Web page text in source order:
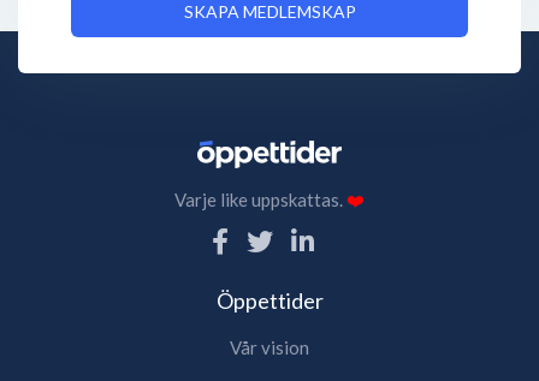
SKAPA MEDLEMSKAP
Varje like uppskattas.❤️
Öppettider
Vår vision